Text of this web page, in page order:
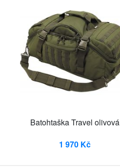
Batohtaška Travel olivová
1 970 Kč